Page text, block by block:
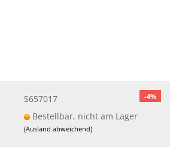
-4%
S657017
Bestellbar, nicht am Lager
(Ausland abweichend)